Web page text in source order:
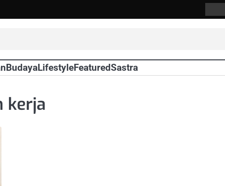
BudayaLifestyleFeaturedSastra
kerja